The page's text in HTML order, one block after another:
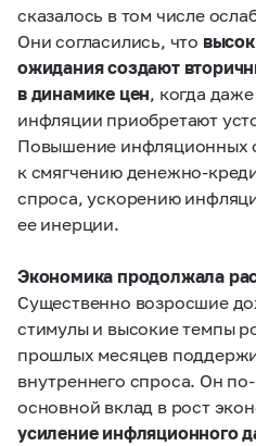
сказалось в том числе
Они согласились, что
ожидания создают
в динамике цен , когда
инфляции приобретают
Повышение инфляционных
к смягчению денежно-
спроса, ускорению
ее инерции.
Экономика продолжала
Существенно возросшие
стимулы и высокие темпы
прошлых месяцев
внутреннего спроса. Он
основной вклад в рост
усиление инфляционного